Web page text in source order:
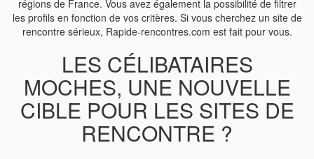
régions de France. Vous avez également la possibilité de filtrer
les profils en fonction de vos critères. Si vous cherchez un site de
rencontre sérieux, Rapide-rencontres.com est fait pour vous.
LES CÉLIBATAIRES
MOCHES, UNE NOUVELLE
CIBLE POUR LES SITES DE
RENCONTRE ?